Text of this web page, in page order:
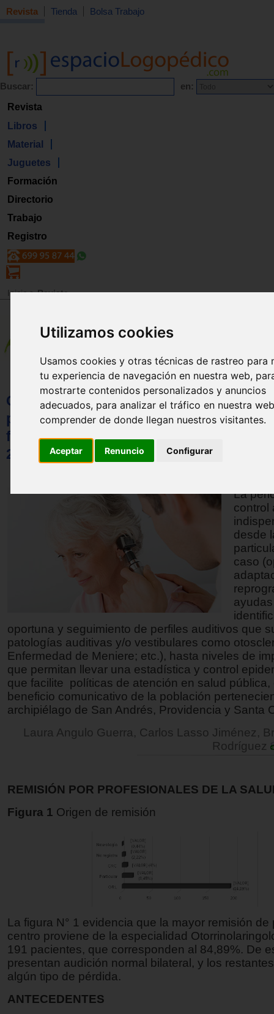
Utilizamos cookies
Usamos cookies y otras técnicas de rastreo para
tu experiencia de navegación en nuestra web,
mostrarte contenidos personalizados y anuncios
adecuados, para analizar el tráfico en nuestra
comprender de donde llegan nuestros visitantes.
Aceptar Renuncio Configurar
Revista Tienda Bolsa Trabajo
Buscar: en:
Revista
Libros
Material
Juguetes
Formación
Directorio
Trabajo
Registro
Inicio>Revista
Caracterización de la sensibilidad
periférica de los usuarios del
fonoaudiológico Fonaudis Isla de San
2014-2018 (Parte II)
La
control
desde
caso
oportuna y seguimiento de perfiles auditivos que
patologías auditivas y/o vestibulares como
Enfermedad de Meniere; etc.), hasta niveles de
que permitan llevar una estadística y control
que facilite políticas de atención en salud pública,
beneficio comunicativo de la población
archipiélago de San Andrés, Providencia y Santa
Laura Angulo Guerra, Carlos Lasso Jiménez,
Rodríguez
REMISIÓN POR PROFESIONALES DE LA
Figura 1 Origen de remisión
La figura N° 1 evidencia que la mayor remisión de
centro proviene de la especialidad
191 pacientes, que corresponden al 84,89%. De
presentan audición normal bilateral, y los
algún tipo de pérdida.
ANTECEDENTES